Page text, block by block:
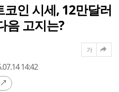
코인 시세, 12만달러
음 고지는?
14:42
가